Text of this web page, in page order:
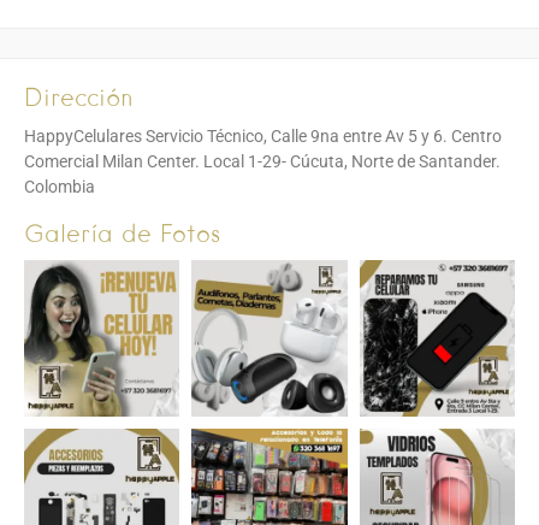
Dirección
HappyCelulares Servicio Técnico, Calle 9na entre Av 5 y 6. Centro
Comercial Milan Center. Local 1-29- Cúcuta, Norte de Santander.
Colombia
Galería de Fotos